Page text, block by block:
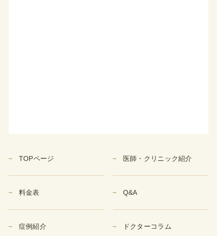
TOPページ 医師・クリニック紹介
料金表 Q&A
症例紹介 ドクターコラム